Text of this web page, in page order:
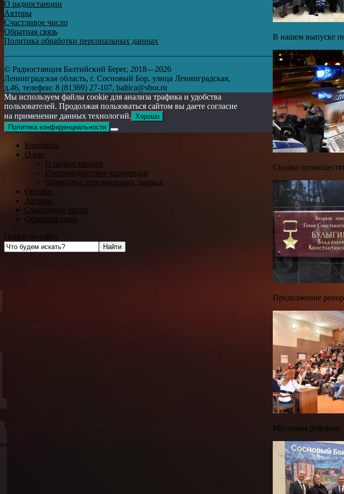
В нашем выпуске
Сводка
Продолжение
Мусорная реформа.
О радиостанции
Авторы
Счастливое число
Обратная связь
Политика обработки персональных данных
© Радиостанция Балтийский Берег, 2018—2026
Ленинградская область, г. Сосновый Бор, улица Ленинградская,
д.46, телефон: 8 (81369) 27-107, baltica@sbor.ru
Мы используем файлы cookie для анализа трафика и удобства
пользователей. Продолжая пользоваться сайтом вы даете согласие
на применение данных технологий. Хорошо
Политика конфиденциальности
Контакты
О нас
О радиостанции
Противодействие коррупции
Обработка персональных данных
Онлайн
Авторы
Счастливое число
Обратная связь
Поиск по сайту